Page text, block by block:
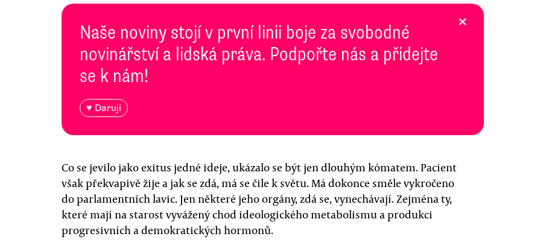
Naše noviny stojí v první linii boje za svobodné
novinářství a lidská práva. Podpořte nás a přidejte
se k nám!
♥ Daruji
×
Co se jevilo jako exitus jedné ideje, ukázalo se být jen dlouhým kómatem. Pacient
však překvapivě žije a jak se zdá, má se čile k světu. Má dokonce směle vykročeno
do parlamentních lavic. Jen některé jeho orgány, zdá se, vynechávají. Zejména ty,
které mají na starost vyvážený chod ideologického metabolismu a produkci
progresivních a demokratických hormonů.